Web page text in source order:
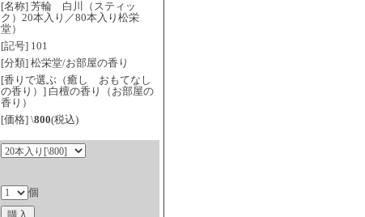
[名称] 芳輪 白川（スティッ
ク）20本入り／80本入り松栄
堂）
[記号] 101
[分類] 松栄堂/お部屋の香り
[香りで選ぶ（癒し おもてなし
の香り）] 白檀の香り（お部屋の
香り）
[価格] \800(税込)
個